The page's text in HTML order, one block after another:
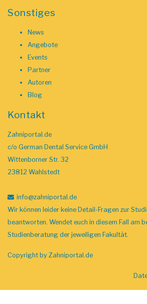
Sonstiges
News
Angebote
Events
Partner
Autoren
Blog
Kontakt
Zahniportal.de
c/o German Dental Service GmbH
Wittenborner Str. 32
23812 Wahlstedt
info@zahniportal .de
Wir können leider keine Detail-Fragen zur
beantworten. Wendet euch in diesem Fall am
Studienberatung der jeweiligen Fakultät.
Copyright by Zahniportal.de